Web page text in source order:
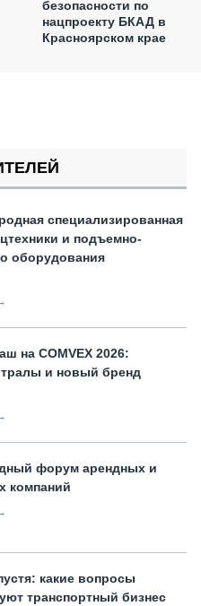
безопасности по
нацпроекту БКАД в
Красноярском крае
специализированная
и подъемно-
оборудования
на COMVEX 2026:
и новый бренд
форум арендных и
компаний
какие вопросы
транспортный бизнес